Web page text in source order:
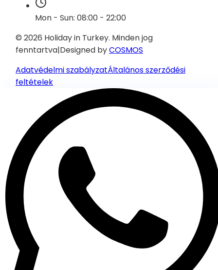
Mon - Sun: 08:00 - 22:00
© 2026 Holiday in Turkey. Minden jog
fenntartva|Designed byCOSMOS
Adatvédelmi szabályzatÁltalános szerződési
feltételek
Segítségre van szükséged?
Lépj kapcsolatba támogatási csapatunkkal WhatsApp-
on azonnali segítségért.